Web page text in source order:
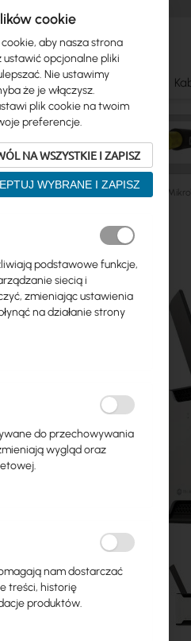
WiFi & SOHO
na
galerii
cookie
aby nasza strona
ustawić opcjonalne pliki
Nie ustawimy
że je włączysz.
plik cookie na twoim
preferencje.
NA WSZYSTKIE I ZAPISZ
WYBRANE I ZAPISZ
podstawowe funkcje,
siecią i
zmieniając ustawienia
na działanie strony
do przechowywania
wygląd oraz
nam dostarczać
treści, historię
produktów.